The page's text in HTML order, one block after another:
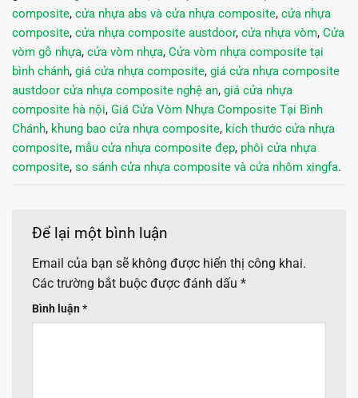
composite, cửa nhựa abs và cửa nhựa composite, cửa nhựa
composite, cửa nhựa composite austdoor, cửa nhựa vòm, Cửa
vòm gỗ nhựa, cửa vòm nhựa, Cửa vòm nhựa composite tại
bình chánh, giá cửa nhựa composite, giá cửa nhựa composite
austdoor cửa nhựa composite nghệ an, giá cửa nhựa
composite hà nội, Giá Cửa Vòm Nhựa Composite Tại Bình
Chánh, khung bao cửa nhựa composite, kích thước cửa nhựa
composite, mẫu cửa nhựa composite đẹp, phôi cửa nhựa
composite, so sánh cửa nhựa composite và cửa nhôm xingfa.
Để lại một bình luận
Email của bạn sẽ không được hiển thị công khai.
Các trường bắt buộc được đánh dấu *
Bình luận *